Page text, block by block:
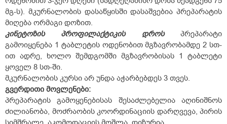
მგ-ს). მკურნალობის დასაწყისში დასაშვებია პრეპარატის
მიღება ორმაგი დოზით.
კინეტოზის
პროფილაქტიკის დროსპრეპარატი
გამოიყენება 1 ტაბლეტის ოდენობით მგზავრობამდე 2 სთ-
ით ადრე, ხოლო შემდგომში მგზავრობისას 1 ტაბლეტი
ყოველ 8 სთ-ში.
მკურნალობის კურსი არ უნდა აჭარბებდეს 3 თვეს.
გვერდითი მოვლენები:
პრეპარატის გამოყენებისას შესაძლებელია აღინიშნოს
ძილიანობა, მოძრაობის კოორდინაციის დარღვევა, პირის